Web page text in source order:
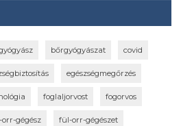
bőrgyógyászat covid
egészségmegőrzés
foglaljorvost fogorvos
gégész fül-orr-gégészet